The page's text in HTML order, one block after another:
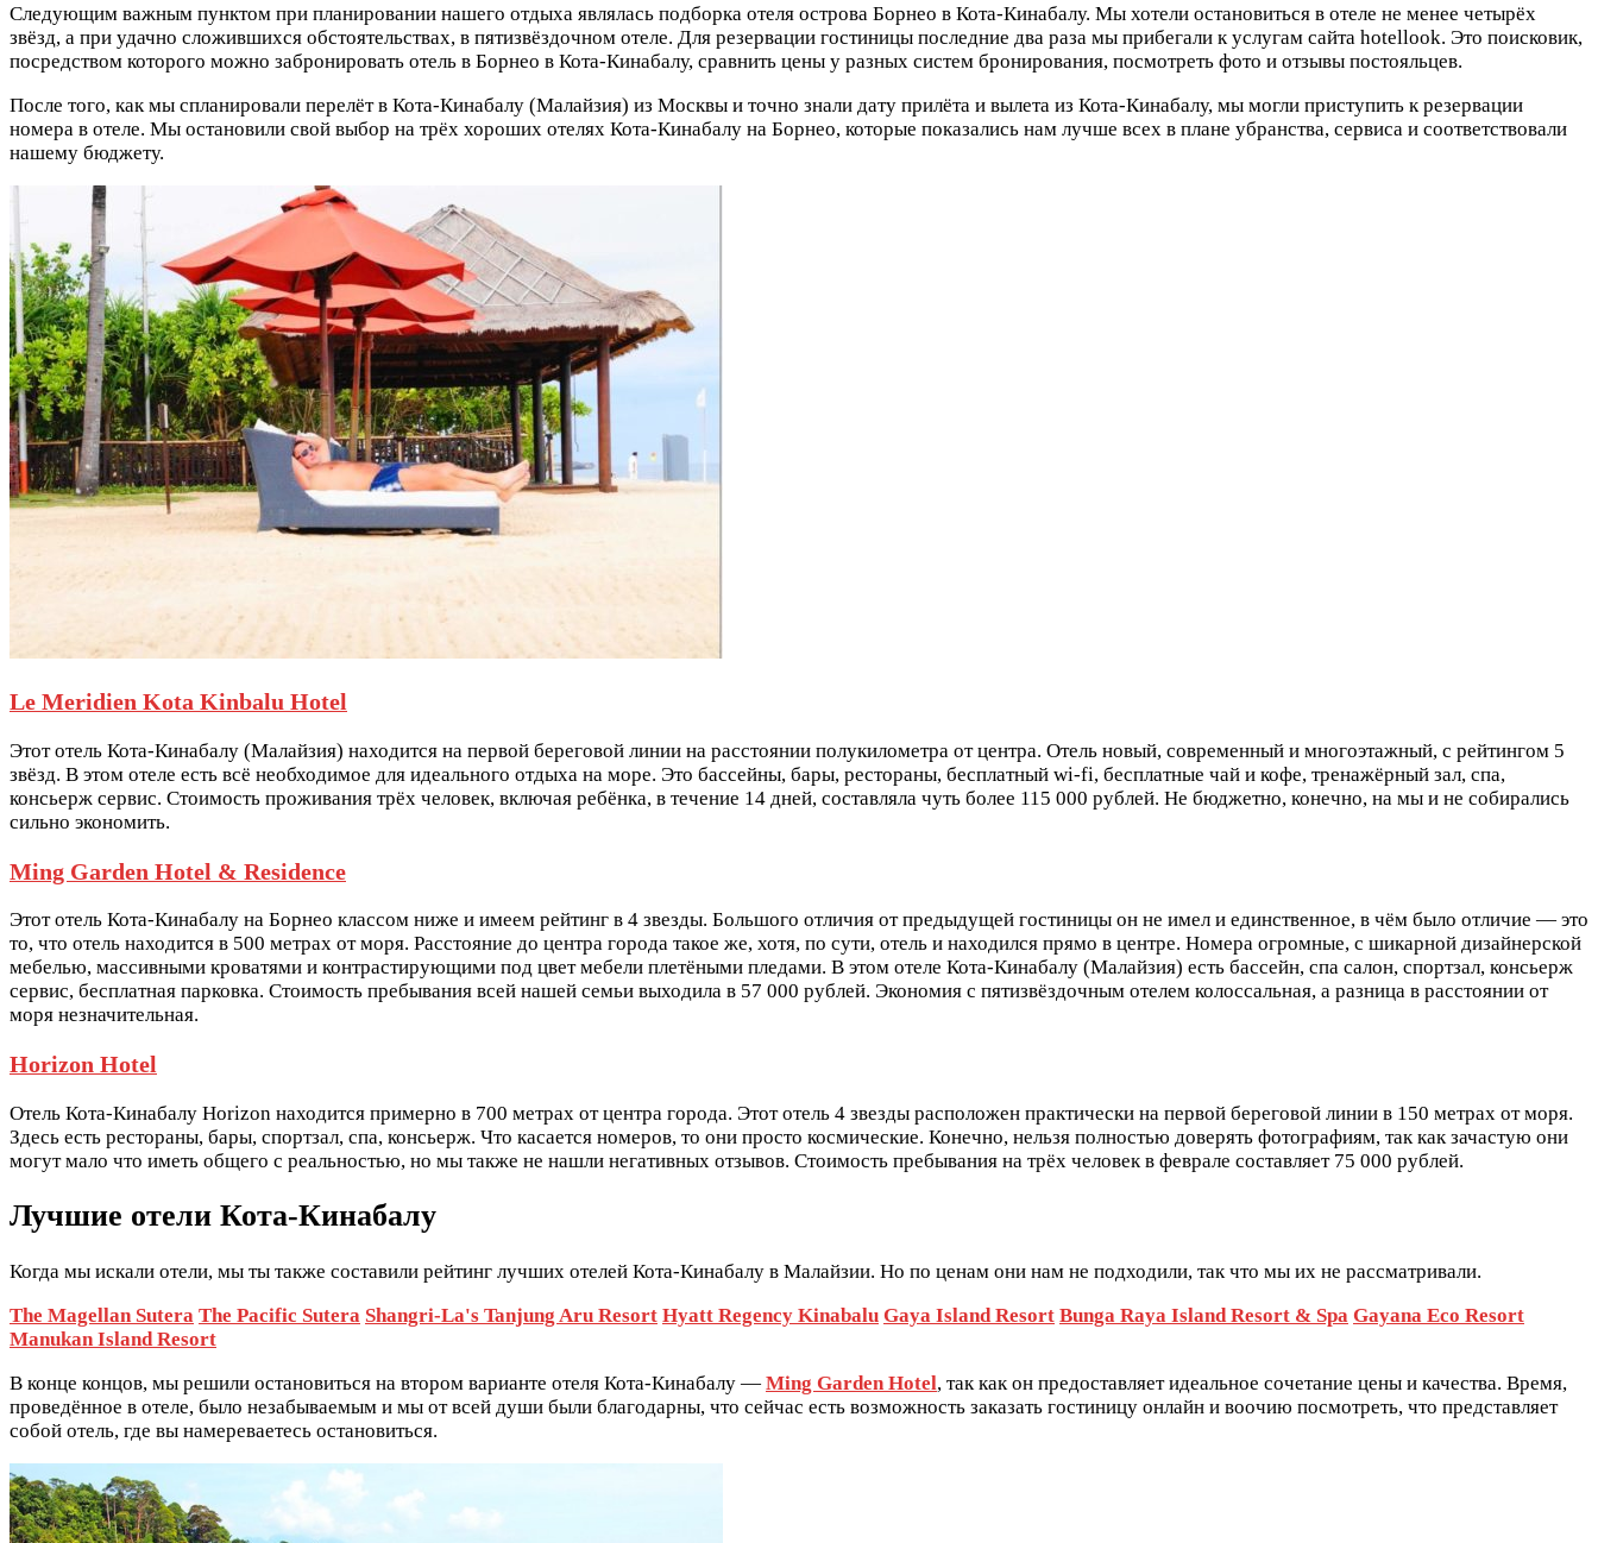
Следующим важным пунктом при планировании нашего отдыха являлась подборка отеля острова Борнео в Кота-Кинабалу. Мы хотели остановиться в отеле не менее четырёх
звёзд, а при удачно сложившихся обстоятельствах, в пятизвёздочном отеле. Для резервации гостиницы последние два раза мы прибегали к услугам сайта hotellook. Это поисковик,
посредством которого можно забронировать отель в Борнео в Кота-Кинабалу, сравнить цены у разных систем бронирования, посмотреть фото и отзывы постояльцев.
После того, как мы спланировали перелёт в Кота-Кинабалу (Малайзия) из Москвы и точно знали дату прилёта и вылета из Кота-Кинабалу, мы могли приступить к резервации
номера в отеле. Мы остановили свой выбор на трёх хороших отелях Кота-Кинабалу на Борнео, которые показались нам лучше всех в плане убранства, сервиса и соответствовали
нашему бюджету.
Le Meridien Kota Kinbalu Hotel
Этот отель Кота-Кинабалу (Малайзия) находится на первой береговой линии на расстоянии полукилометра от центра. Отель новый, современный и многоэтажный, с рейтингом 5
звёзд. В этом отеле есть всё необходимое для идеального отдыха на море. Это бассейны, бары, рестораны, бесплатный wi-fi, бесплатные чай и кофе, тренажёрный зал, спа,
консьерж сервис. Стоимость проживания трёх человек, включая ребёнка, в течение 14 дней, составляла чуть более 115 000 рублей. Не бюджетно, конечно, на мы и не собирались
сильно экономить.
Ming Garden Hotel & Residence
Этот отель Кота-Кинабалу на Борнео классом ниже и имеем рейтинг в 4 звезды. Большого отличия от предыдущей гостиницы он не имел и единственное, в чём было отличие — это
то, что отель находится в 500 метрах от моря. Расстояние до центра города такое же, хотя, по сути, отель и находился прямо в центре. Номера огромные, с шикарной дизайнерской
мебелью, массивными кроватями и контрастирующими под цвет мебели плетёными пледами. В этом отеле Кота-Кинабалу (Малайзия) есть бассейн, спа салон, спортзал, консьерж
сервис, бесплатная парковка. Стоимость пребывания всей нашей семьи выходила в 57 000 рублей. Экономия с пятизвёздочным отелем колоссальная, а разница в расстоянии от
моря незначительная.
Horizon Hotel
Отель Кота-Кинабалу Horizon находится примерно в 700 метрах от центра города. Этот отель 4 звезды расположен практически на первой береговой линии в 150 метрах от моря.
Здесь есть рестораны, бары, спортзал, спа, консьерж. Что касается номеров, то они просто космические. Конечно, нельзя полностью доверять фотографиям, так как зачастую они
могут мало что иметь общего с реальностью, но мы также не нашли негативных отзывов. Стоимость пребывания на трёх человек в феврале составляет 75 000 рублей.
Лучшие отели Кота-Кинабалу
Когда мы искали отели, мы ты также составили рейтинг лучших отелей Кота-Кинабалу в Малайзии. Но по ценам они нам не подходили, так что мы их не рассматривали.
The Magellan Sutera The Pacific Sutera Shangri-La's Tanjung Aru Resort Hyatt Regency Kinabalu Gaya Island Resort Bunga Raya Island Resort & Spa Gayana Eco Resort
Manukan Island Resort
В конце концов, мы решили остановиться на втором варианте отеля Кота-Кинабалу — Ming Garden Hotel, так как он предоставляет идеальное сочетание цены и качества. Время,
проведённое в отеле, было незабываемым и мы от всей души были благодарны, что сейчас есть возможность заказать гостиницу онлайн и воочию посмотреть, что представляет
собой отель, где вы намереваетесь остановиться.